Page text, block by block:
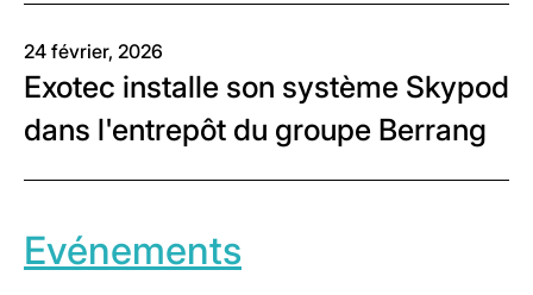
24 février, 2026
Exotec installe son système Skypod
dans l'entrepôt du groupe Berrang
Evénements